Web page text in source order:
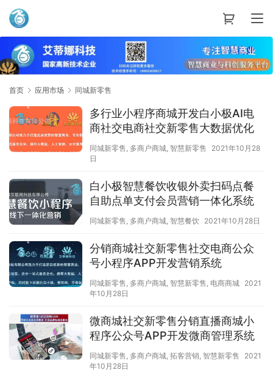
艾蒂娜科技
首页 应用市场 同城新零售
多行业小程序商城开发白小极AI电
商社交电商社交新零售大数据优化
同城新零售, 多商户商城, 智慧新零售
2021年10月28
日
白小极智慧餐饮收银外卖扫码点餐
自助点单支付会员营销一体化系统
同城新零售, 多商户商城, 智慧餐饮 2021年10月28日
分销商城社交新零售社交电商公众
号小程序APP开发营销系统
同城新零售, 多商户商城, 智慧新零售, 电商商城 2021
年10月28日
微商城社交新零售分销直播商城小
程序公众号APP开发微商管理系统
同城新零售, 多商户商城, 拓客营销, 智慧新零售
2021
年10月28日